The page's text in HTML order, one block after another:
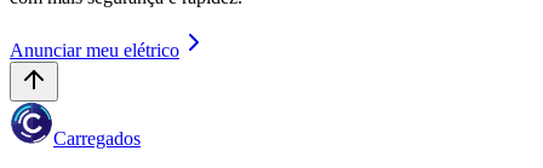
Anunciar meu elétrico
Carregados